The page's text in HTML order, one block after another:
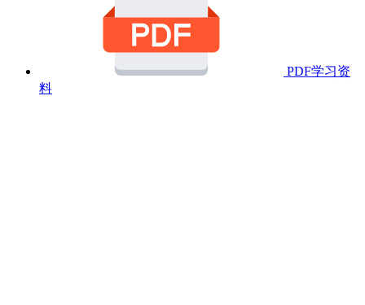
PDF学习资
料